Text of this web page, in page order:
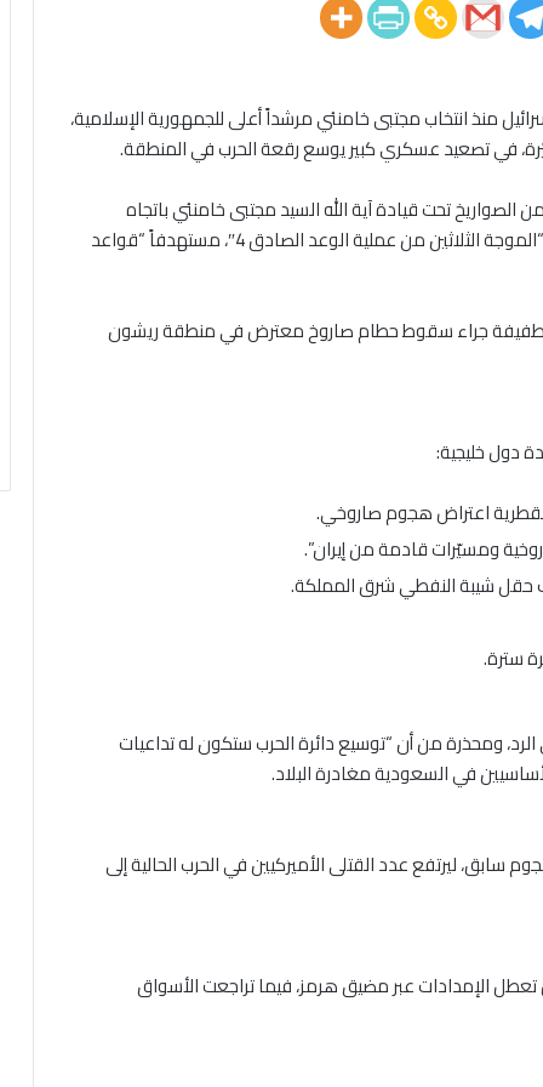
منذ انتخاب مجتبى خامنئي مرشداً أعلى للجمهورية الإسلامية،
في تصعيد عسكري كبير يوسع رقعة الحرب في المنطقة.
الصواريخ تحت قيادة آية الله السيد مجتبى خامنئي باتجاه
الأراضي المحتلة”، فيما وصف الحرس الثوري الهجوم بأنه “الموجة الثلاثين من عملية الوعد الصادق 4″، مستهدفاً “قواعد
طفيفة جراء سقوط حطام صاروخ معترض في منطقة ريشون
دول خليجية:
اعتراض هجوم صاروخي.
ومسيّرات قادمة من إيران”.
حقل شيبة النفطي شرق المملكة.
سترة.
ومحذرة من أن “توسيع دائرة الحرب ستكون له تداعيات
في السعودية مغادرة البلاد.
ليرتفع عدد القتلى الأميركيين في الحرب الحالية إلى
وسط مخاوف من تعطل الإمدادات عبر مضيق هرمز، فيما تراجعت الأسواق